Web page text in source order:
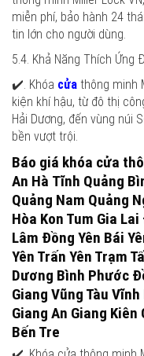
miễn phí, bảo hành 24
tin lớn cho người dùng.
5.4. Khả Năng Thích Ứng
✔️. Khóa cửa thông minh
kiện khí hậu, từ đô thị
Hải Dương, đến vùng núi
bền vượt trội.
Báo giá khóa cửa
An Hà Tĩnh Quảng
Quảng Nam Quảng
Hòa Kon Tum Gia
Lâm Đồng Yên Bái
Yên Trấn Yên Trạm
Dương Bình Phước
Giang Vũng Tàu
Giang An Giang Kiên
Bến Tre